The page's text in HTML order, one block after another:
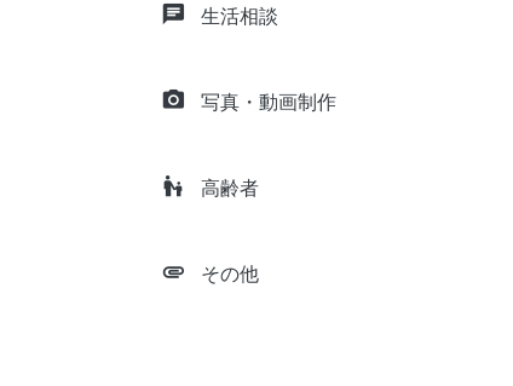
chat 生活相談
camera_alt 写真・動画制作
escalator_warning 高齢者
attachment その他